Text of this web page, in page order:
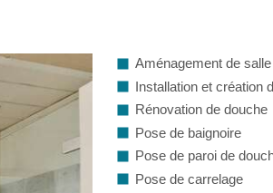
Aménagement de
Installation et création
Rénovation de douche
Pose de baignoire
Pose de paroi de
Pose de carrelage